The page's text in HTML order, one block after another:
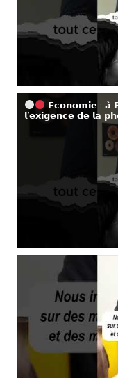
𝗘𝗰𝗼𝗻𝗼𝗺𝗶𝗲 : 𝗮̀
𝗹’𝗲𝘅𝗶𝗴𝗲𝗻𝗰𝗲 𝗱𝗲 𝗹𝗮